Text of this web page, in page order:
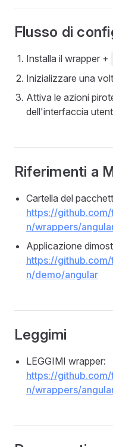
Flusso di
Installa il wrapper +
Inizializzare una
Attiva le azioni
dell'interfaccia
Riferimenti a
Cartella del
https://
n/wrappers/
Applicazione
https://
n/demo/angular
Leggimi
LEGGIMI wrapper:
https://
n/wrappers/